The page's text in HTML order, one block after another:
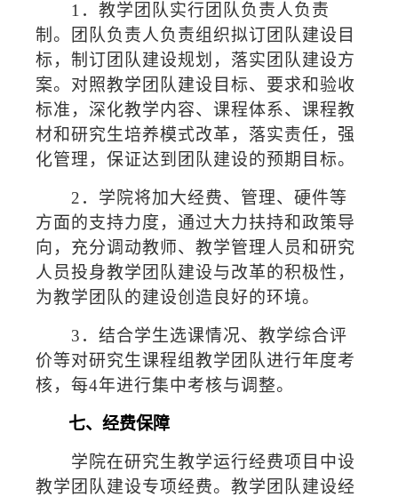
1 ．教学团队实行团队负责人负责
制。团队负责人负责组织拟订团队建设目
标，制订团队建设规划，落实团队建设方
案。对照教学团队建设目标、要求和验收
标准，深化教学内容、课程体系、课程教
材和研究生培养模式改革，落实责任，强
化管理，保证达到团队建设的预期目标。
2 ．学院将加大经费、管理、硬件等
方面的支持力度，通过大力扶持和政策导
向，充分调动教师、教学管理人员和研究
人员投身教学团队建设与改革的积极性，
为教学团队的建设创造良好的环境。
3 ．结合学生选课情况、教学综合评
价等对研究生课程组教学团队进行年度考
核，每4年进行集中考核与调整。
七、经费保障
学院在研究生教学运行经费项目中设
教学团队建设专项经费。教学团队建设经